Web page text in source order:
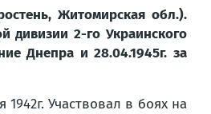
Житомирская обл.).
дивизии 2-го Украинского
Днепра и 28.04.1945г. за
Участвовал в боях на